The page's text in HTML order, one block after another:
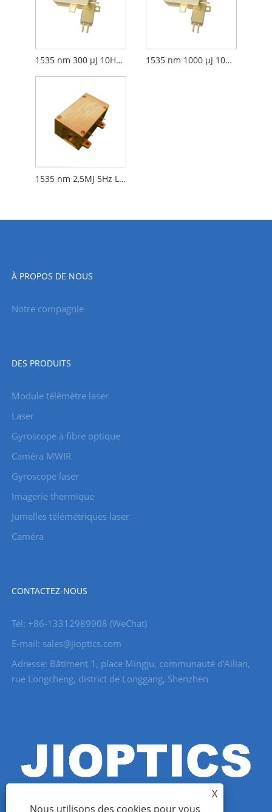
1535 nm 300 µJ 10Hz est laser en verre 1535 nm 1000 µJ 10Hz est le laser en verre
1535 nm 2,5MJ 5Hz Laser en verre ER de haute énergie
À PROPOS DE NOUS
Notre compagnie
DES PRODUITS
Module télémètre laser
Laser
Gyroscope à fibre optique
Caméra MWIR
Gyroscope laser
Imagerie thermique
Jumelles télémétriques laser
Caméra
CONTACTEZ-NOUS
Tél: +86-13312989908 (WeChat)
E-mail: sales@jioptics.com
Adresse: Bâtiment 1, place Mingju, communauté d'Ailian,
rue Longcheng, district de Longgang, Shenzhen
X
Nous utilisons des cookies pour vous